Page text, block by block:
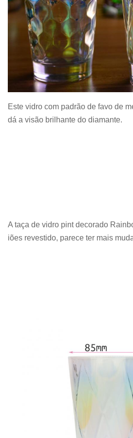
cooperar com os nossos amigos
negócios de todo o mundo.
Este vidro com padrão de favo de
dá a visão brilhante do diamante.
A taça de vidro pint decorado
iões revestido, parece ter mais